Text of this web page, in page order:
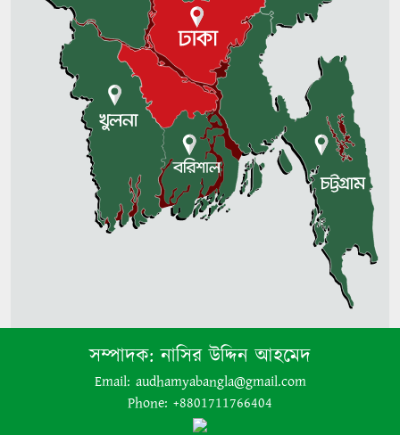
৩০ বছর ধরে পাহাড়ে আটকে আছে
মৃতদেহ
সম্পাদক:নাসির উদ্দিন আহমেদ
Email: audhamyabangla@gmail.com
Phone: +8801711766404